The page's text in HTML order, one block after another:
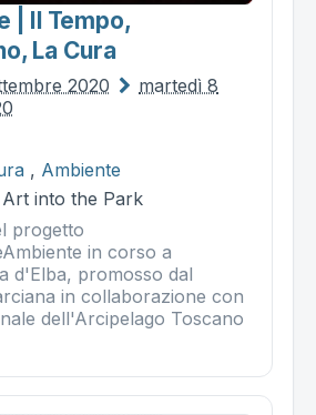
| Il Tempo,
La Cura
2020
martedì 8
, Ambiente
into the Park
progetto
in corso a
d'Elba, promosso dal
in collaborazione con
dell'Arcipelago Toscano